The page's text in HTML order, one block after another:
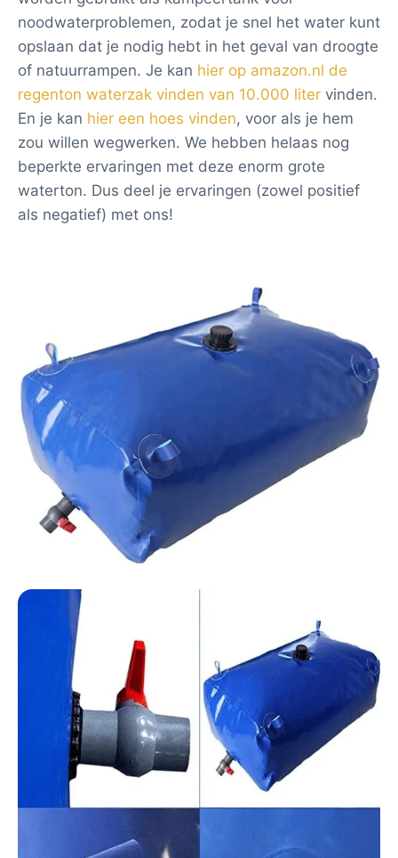
noodwaterproblemen, zodat je snel het water kunt
opslaan dat je nodig hebt in het geval van droogte
of natuurrampen. Je kan hier op amazon.nl de
regenton waterzak vinden van 10.000 liter vinden.
En je kan hier een hoes vinden, voor als je hem
zou willen wegwerken. We hebben helaas nog
beperkte ervaringen met deze enorm grote
waterton. Dus deel je ervaringen (zowel positief
als negatief) met ons!